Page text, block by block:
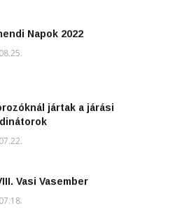
Napok 2022
jártak a járási
Vasi Vasember